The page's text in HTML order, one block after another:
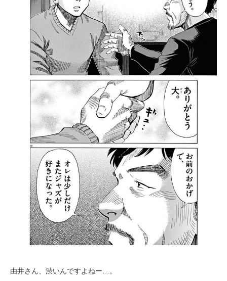
由井さん、渋いんですよねー…。